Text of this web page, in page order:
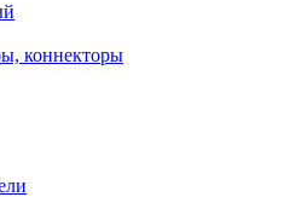
коннекторы